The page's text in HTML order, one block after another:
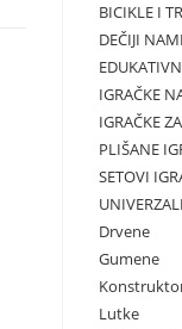
BICIKLE I
DEČIJI
IGRAČKE
IGRAČKE
PLIŠANE
SETOVI
Drvene
Gumene
Lutke